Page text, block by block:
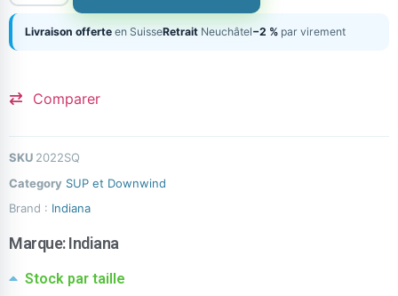
Livraison offerte en SuisseRetrait Neuchâtel−2 % par virement
Comparer
SKU 2022SQ
Category SUP et Downwind
Brand : Indiana
Marque:Indiana
Stock par taille